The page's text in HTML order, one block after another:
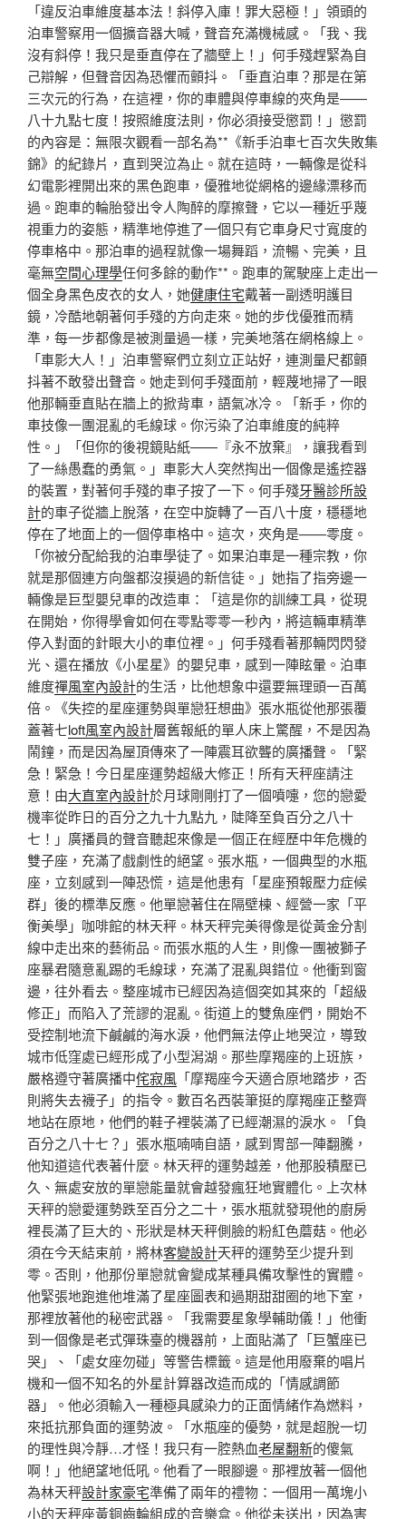
「違反泊車維度基本法！斜停入庫！罪大惡極！」領頭的
泊車警察用一個擴音器大喊，聲音充滿機械感。「我、我
沒有斜停！我只是垂直停在了牆壁上！」何手殘趕緊為自
己辯解，但聲音因為恐懼而顫抖。「垂直泊車？那是在第
三次元的行為，在這裡，你的車體與停車線的夾角是——
八十九點七度！按照維度法則，你必須接受懲罰！」懲罰
的內容是：無限次觀看一部名為**《新手泊車七百次失敗集
錦》的紀錄片，直到哭泣為止。就在這時，一輛像是從科
幻電影裡開出來的黑色跑車，優雅地從網格的邊緣漂移而
過。跑車的輪胎發出令人陶醉的摩擦聲，它以一種近乎蔑
視重力的姿態，精準地停進了一個只有它車身尺寸寬度的
停車格中。那泊車的過程就像一場舞蹈，流暢、完美，且
毫無空間心理學任何多餘的動作**。跑車的駕駛座上走出一
個全身黑色皮衣的女人，她健康住宅戴著一副透明護目
鏡，冷酷地朝著何手殘的方向走來。她的步伐優雅而精
準，每一步都像是被測量過一樣，完美地落在網格線上。
「車影大人！」泊車警察們立刻立正站好，連測量尺都顫
抖著不敢發出聲音。她走到何手殘面前，輕蔑地掃了一眼
他那輛垂直貼在牆上的掀背車，語氣冰冷。「新手，你的
車技像一團混亂的毛線球。你污染了泊車維度的純粹
性。」「但你的後視鏡貼紙——『永不放棄』，讓我看到
了一絲愚蠢的勇氣。」車影大人突然掏出一個像是遙控器
的裝置，對著何手殘的車子按了一下。何手殘牙醫診所設
計的車子從牆上脫落，在空中旋轉了一百八十度，穩穩地
停在了地面上的一個停車格中。這次，夾角是——零度。
「你被分配給我的泊車學徒了。如果泊車是一種宗教，你
就是那個連方向盤都沒摸過的新信徒。」她指了指旁邊一
輛像是巨型嬰兒車的改造車：「這是你的訓練工具，從現
在開始，你得學會如何在零點零零一秒內，將這輛車精準
停入對面的針眼大小的車位裡。」何手殘看著那輛閃閃發
光、還在播放《小星星》的嬰兒車，感到一陣眩暈。泊車
維度禪風室內設計的生活，比他想象中還要無理頭一百萬
倍。《失控的星座運勢與單戀狂想曲》張水瓶從他那張覆
蓋著七loft風室內設計層舊報紙的單人床上驚醒，不是因為
鬧鐘，而是因為屋頂傳來了一陣震耳欲聾的廣播聲。「緊
急！緊急！今日星座運勢超級大修正！所有天秤座請注
意！由大直室內設計於月球剛剛打了一個噴嚏，您的戀愛
機率從昨日的百分之九十九點九，陡降至負百分之八十
七！」廣播員的聲音聽起來像是一個正在經歷中年危機的
雙子座，充滿了戲劇性的絕望。張水瓶，一個典型的水瓶
座，立刻感到一陣恐慌，這是他患有「星座預報壓力症候
群」後的標準反應。他單戀著住在隔壁棟、經營一家「平
衡美學」咖啡館的林天秤。林天秤完美得像是從黃金分割
線中走出來的藝術品。而張水瓶的人生，則像一團被獅子
座暴君隨意亂踢的毛線球，充滿了混亂與錯位。他衝到窗
邊，往外看去。整座城市已經因為這個突如其來的「超級
修正」而陷入了荒謬的混亂。街道上的雙魚座們，開始不
受控制地流下鹹鹹的海水淚，他們無法停止地哭泣，導致
城市低窪處已經形成了小型潟湖。那些摩羯座的上班族，
嚴格遵守著廣播中侘寂風 「摩羯座今天適合原地踏步，否
則將失去襪子」的指令。數百名西裝筆挺的摩羯座正整齊
地站在原地，他們的鞋子裡裝滿了已經潮濕的淚水。「負
百分之八十七？」張水瓶喃喃自語，感到胃部一陣翻騰，
他知道這代表著什麼。林天秤的運勢越差，他那股積壓已
久、無處安放的單戀能量就會越發瘋狂地實體化。上次林
天秤的戀愛運勢跌至百分之二十，張水瓶就發現他的廚房
裡長滿了巨大的、形狀是林天秤側臉的粉紅色蘑菇。他必
須在今天結束前，將林客變設計天秤的運勢至少提升到
零。否則，他那份單戀就會變成某種具備攻擊性的實體。
他緊張地跑進他堆滿了星座圖表和過期甜甜圈的地下室，
那裡放著他的秘密武器。「我需要星象學輔助儀！」他衝
到一個像是老式彈珠臺的機器前，上面貼滿了「巨蟹座已
哭」、「處女座勿碰」等警告標籤。這是他用廢棄的唱片
機和一個不知名的外星計算器改造而成的「情感調節
器」。他必須輸入一種極具感染力的正面情緒作為燃料，
來抵抗那負面的運勢波。「水瓶座的優勢，就是超脫一切
的理性與冷靜…才怪！我只有一腔熱血老屋翻新的傻氣
啊！」他絕望地低吼。他看了一眼腳邊。那裡放著一個他
為林天秤設計家豪宅準備了兩年的禮物：一個用一萬塊小
小的天秤座黃銅齒輪組成的音樂盒。他從未送出，因為害